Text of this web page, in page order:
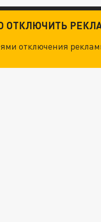
ОТКЛЮЧИТЬ
отключения